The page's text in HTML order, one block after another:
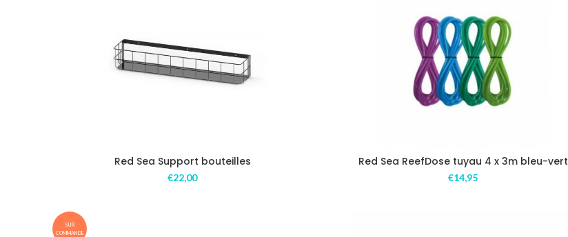
Red Sea Support bouteilles
€22,00
Red Sea ReefDose tuyau 4 x 3m bleu-vert
€14,95
SUR
COMMANDE